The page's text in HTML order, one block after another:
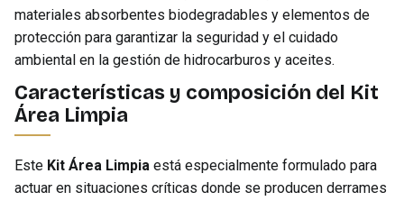
materiales absorbentes biodegradables y elementos de
protección para garantizar la seguridad y el cuidado
ambiental en la gestión de hidrocarburos y aceites.
Características y composición del Kit
Área Limpia
Este Kit Área Limpia está especialmente formulado para
actuar en situaciones críticas donde se producen derrames